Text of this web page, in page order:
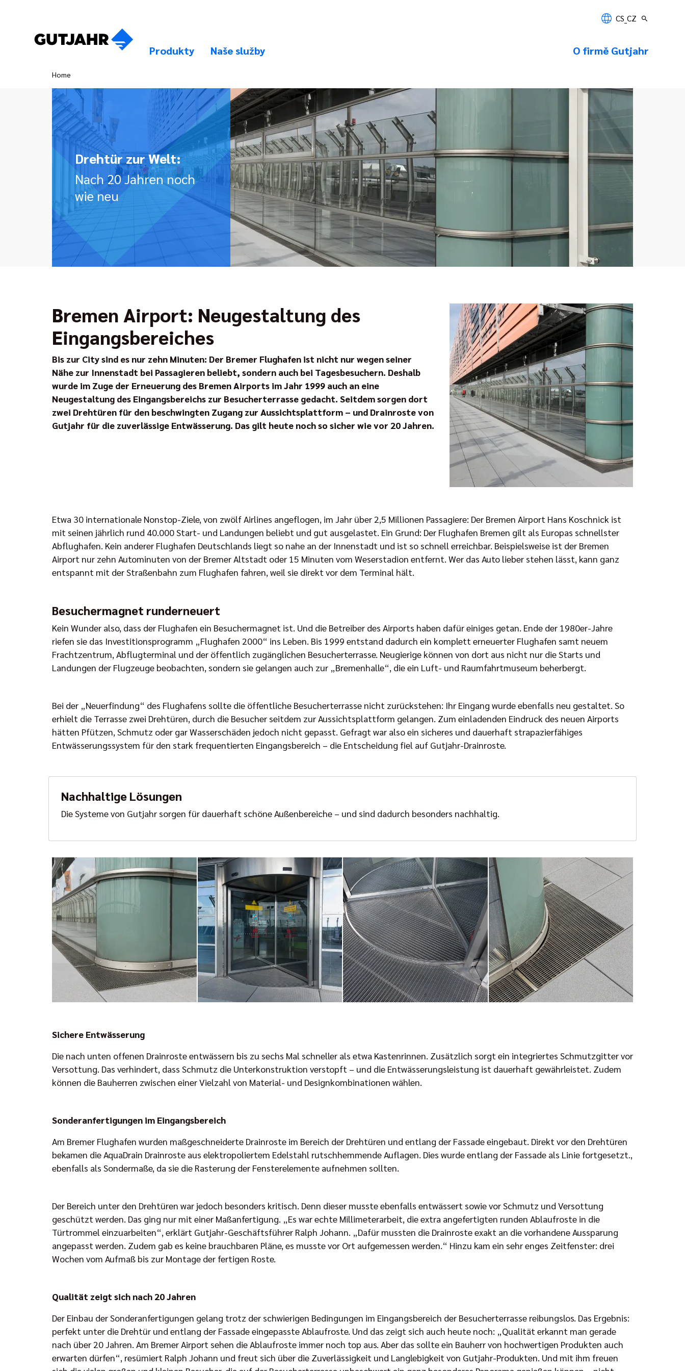
CS_CZ
Produkty Naše služby O firmě Gutjahr
Home
Drehtür zur Welt:
Nach 20 Jahren noch
wie neu
Bremen Airport: Neugestaltung des
Eingangsbereiches
Bis zur City sind es nur zehn Minuten: Der Bremer Flughafen ist nicht nur wegen seiner
Nähe zur Innenstadt bei Passagieren beliebt, sondern auch bei Tagesbesuchern. Deshalb
wurde im Zuge der Erneuerung des Bremen Airports im Jahr 1999 auch an eine
Neugestaltung des Eingangsbereichs zur Besucherterrasse gedacht. Seitdem sorgen dort
zwei Drehtüren für den beschwingten Zugang zur Aussichtsplattform – und Drainroste von
Gutjahr für die zuverlässige Entwässerung. Das gilt heute noch so sicher wie vor 20 Jahren.
Etwa 30 internationale Nonstop-Ziele, von zwölf Airlines angeflogen, im Jahr über 2,5 Millionen Passagiere: Der Bremen Airport Hans Koschnick ist
mit seinen jährlich rund 40.000 Start- und Landungen beliebt und gut ausgelastet. Ein Grund: Der Flughafen Bremen gilt als Europas schnellster
Abflughafen. Kein anderer Flughafen Deutschlands liegt so nahe an der Innenstadt und ist so schnell erreichbar. Beispielsweise ist der Bremen
Airport nur zehn Autominuten von der Bremer Altstadt oder 15 Minuten vom Weserstadion entfernt. Wer das Auto lieber stehen lässt, kann ganz
entspannt mit der Straßenbahn zum Flughafen fahren, weil sie direkt vor dem Terminal hält.
Besuchermagnet runderneuert
Kein Wunder also, dass der Flughafen ein Besuchermagnet ist. Und die Betreiber des Airports haben dafür einiges getan. Ende der 1980er-Jahre
riefen sie das Investitionsprogramm „Flughafen 2000“ ins Leben. Bis 1999 entstand dadurch ein komplett erneuerter Flughafen samt neuem
Frachtzentrum, Abflugterminal und der öffentlich zugänglichen Besucherterrasse. Neugierige können von dort aus nicht nur die Starts und
Landungen der Flugzeuge beobachten, sondern sie gelangen auch zur „Bremenhalle“, die ein Luft- und Raumfahrtmuseum beherbergt.
Bei der „Neuerfindung“ des Flughafens sollte die öffentliche Besucherterrasse nicht zurückstehen: Ihr Eingang wurde ebenfalls neu gestaltet. So
erhielt die Terrasse zwei Drehtüren, durch die Besucher seitdem zur Aussichtsplattform gelangen. Zum einladenden Eindruck des neuen Airports
hätten Pfützen, Schmutz oder gar Wasserschäden jedoch nicht gepasst. Gefragt war also ein sicheres und dauerhaft strapazierfähiges
Entwässerungssystem für den stark frequentierten Eingangsbereich – die Entscheidung fiel auf Gutjahr-Drainroste.
Nachhaltige Lösungen
Die Systeme von Gutjahr sorgen für dauerhaft schöne Außenbereiche – und sind dadurch besonders nachhaltig.
Sichere Entwässerung
Die nach unten offenen Drainroste entwässern bis zu sechs Mal schneller als etwa Kastenrinnen. Zusätzlich sorgt ein integriertes Schmutzgitter vor
Versottung. Das verhindert, dass Schmutz die Unterkonstruktion verstopft – und die Entwässerungsleistung ist dauerhaft gewährleistet. Zudem
können die Bauherren zwischen einer Vielzahl von Material- und Designkombinationen wählen.
Sonderanfertigungen im Eingangsbereich
Am Bremer Flughafen wurden maßgeschneiderte Drainroste im Bereich der Drehtüren und entlang der Fassade eingebaut. Direkt vor den Drehtüren
bekamen die AquaDrain Drainroste aus elektropoliertem Edelstahl rutschhemmende Auflagen. Dies wurde entlang der Fassade als Linie fortgesetzt.,
ebenfalls als Sondermaße, da sie die Rasterung der Fensterelemente aufnehmen sollten.
Der Bereich unter den Drehtüren war jedoch besonders kritisch. Denn dieser musste ebenfalls entwässert sowie vor Schmutz und Versottung
geschützt werden. Das ging nur mit einer Maßanfertigung. „Es war echte Millimeterarbeit, die extra angefertigten runden Ablaufroste in die
Türtrommel einzuarbeiten“, erklärt Gutjahr-Geschäftsführer Ralph Johann. „Dafür mussten die Drainroste exakt an die vorhandene Aussparung
angepasst werden. Zudem gab es keine brauchbaren Pläne, es musste vor Ort aufgemessen werden.“ Hinzu kam ein sehr enges Zeitfenster: drei
Wochen vom Aufmaß bis zur Montage der fertigen Roste.
Qualität zeigt sich nach 20 Jahren
Der Einbau der Sonderanfertigungen gelang trotz der schwierigen Bedingungen im Eingangsbereich der Besucherterrasse reibungslos. Das Ergebnis:
perfekt unter die Drehtür und entlang der Fassade eingepasste Ablaufroste. Und das zeigt sich auch heute noch: „Qualität erkannt man gerade
nach über 20 Jahren. Am Bremer Airport sehen die Ablaufroste immer noch top aus. Aber das sollte ein Bauherr von hochwertigen Produkten auch
erwarten dürfen“, resümiert Ralph Johann und freut sich über die Zuverlässigkeit und Langlebigkeit von Gutjahr-Produkten. Und mit ihm freuen